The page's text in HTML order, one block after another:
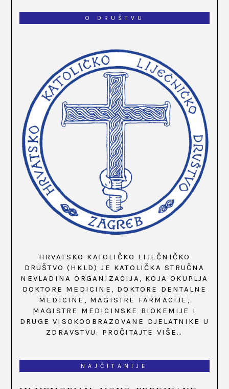
O DRUŠTVU
HRVATSKO KATOLIČKO LIJEČNIČKO
DRUŠTVO (HKLD) JE KATOLIČKA STRUČNA
NEVLADINA ORGANIZACIJA, KOJA OKUPLJA
DOKTORE MEDICINE, DOKTORE DENTALNE
MEDICINE, MAGISTRE FARMACIJE,
MAGISTRE MEDICINSKE BIOKEMIJE I
DRUGE VISOKOOBRAZOVANE DJELATNIKE U
ZDRAVSTVU. PROČITAJTE VIŠE…
NAJČITANIJE